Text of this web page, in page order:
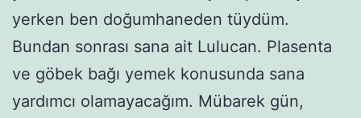
yerken ben doğumhaneden tüydüm.
Bundan sonrası sana ait Lulucan. Plasenta
ve göbek bağı yemek konusunda sana
yardımcı olamayacağım. Mübarek gün,